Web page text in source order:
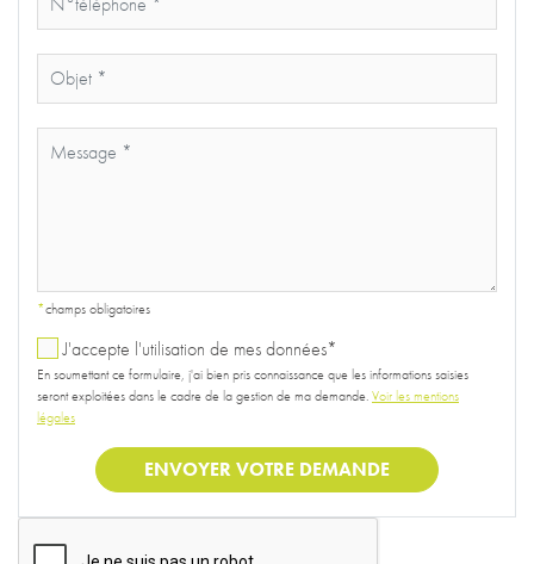
*champs obligatoires
J'accepte l'utilisation de mes données*
En soumettant ce formulaire, j'ai bien pris connaissance que les informations saisies
seront exploitées dans le cadre de la gestion de ma demande.Voir les mentions
légales